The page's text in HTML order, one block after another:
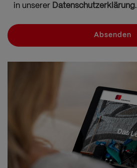
in unserer Datenschutzerklärung.